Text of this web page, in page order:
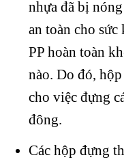
nhựa đã bị
an toàn cho
PP hoàn toàn
nào. Do đó,
cho việc đựng
đông.
Các hộp đựng